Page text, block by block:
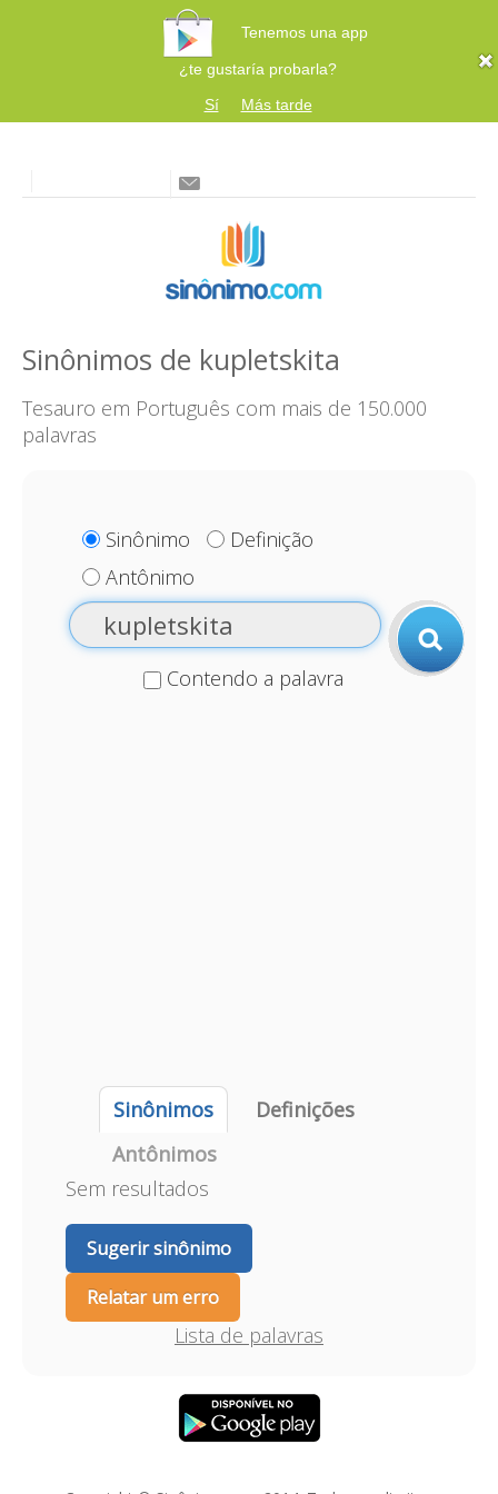
Tenemos una app
¿te gustaría probarla?
Sí
Más tarde
Sinônimos de kupletskita
Tesauro em Português com mais de 150.000
palavras
Sinônimo
Definição
Antônimo
Contendo a palavra
Sinônimos
Definições
Antônimos
Sem resultados
Sugerir sinônimo
Relatar um erro
Lista de palavras